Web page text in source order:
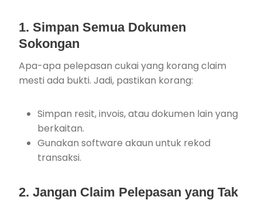
1. Simpan Semua Dokumen
Sokongan
Apa-apa pelepasan cukai yang korang claim
mesti ada bukti. Jadi, pastikan korang:
Simpan resit, invois, atau dokumen lain yang
berkaitan.
Gunakan software akaun untuk rekod
transaksi.
2. Jangan Claim Pelepasan yang Tak